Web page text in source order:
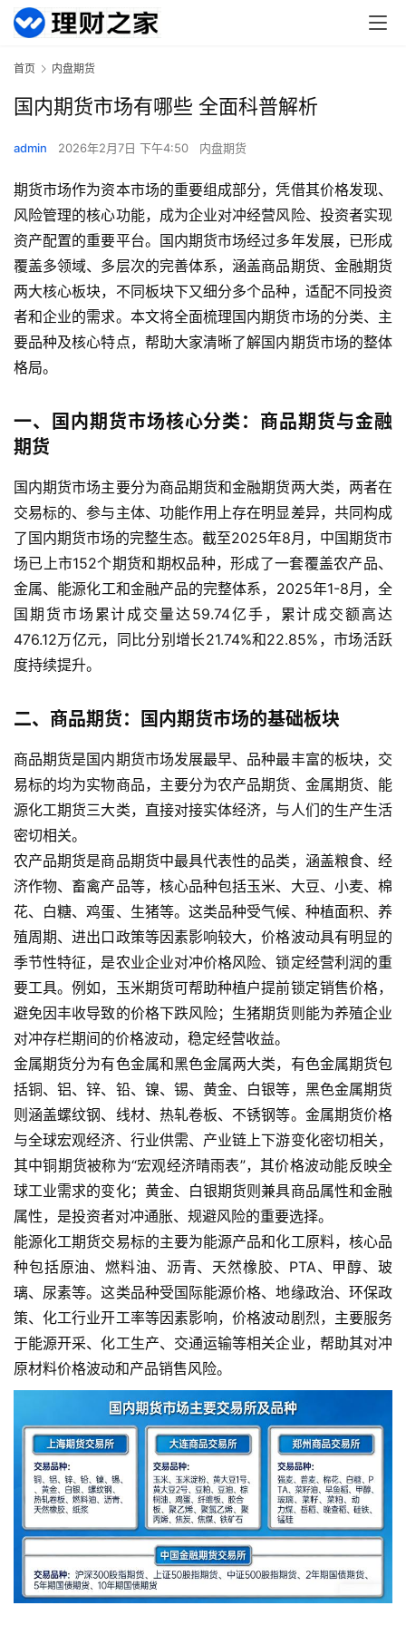
首
盘
期
首页 内盘期货
国内期货市场有哪些 全面科普解析
admin 2026年2月7日 下午4:50 内盘期货
期货市场作为资本市场的重要组成部分，凭借其价格发现、
风险管理的核心功能，成为企业对冲经营风险、投资者实现
资产配置的重要平台。国内期货市场经过多年发展，已形成
覆盖多领域、多层次的完善体系，涵盖商品期货、金融期货
两大核心板块，不同板块下又细分多个品种，适配不同投资
者和企业的需求。本文将全面梳理国内期货市场的分类、主
要品种及核心特点，帮助大家清晰了解国内期货市场的整体
格局。
一、国内期货市场核心分类：商品期货与金融
期货
国内期货市场主要分为商品期货和金融期货两大类，两者在
交易标的、参与主体、功能作用上存在明显差异，共同构成
了国内期货市场的完整生态。截至2025年8月，中国期货市
场已上市152个期货和期权品种，形成了一套覆盖农产品、
金属、能源化工和金融产品的完整体系，2025年1-8月，全
国期货市场累计成交量达59.74亿手，累计成交额高达
476.12万亿元，同比分别增长21.74%和22.85%，市场活跃
度持续提升。
二、商品期货：国内期货市场的基础板块
商品期货是国内期货市场发展最早、品种最丰富的板块，交
易标的均为实物商品，主要分为农产品期货、金属期货、能
源化工期货三大类，直接对接实体经济，与人们的生产生活
密切相关。
农产品期货是商品期货中最具代表性的品类，涵盖粮食、经
济作物、畜禽产品等，核心品种包括玉米、大豆、小麦、棉
花、白糖、鸡蛋、生猪等。这类品种受气候、种植面积、养
殖周期、进出口政策等因素影响较大，价格波动具有明显的
季节性特征，是农业企业对冲价格风险、锁定经营利润的重
要工具。例如，玉米期货可帮助种植户提前锁定销售价格，
避免因丰收导致的价格下跌风险；生猪期货则能为养殖企业
对冲存栏期间的价格波动，稳定经营收益。
金属期货分为有色金属和黑色金属两大类，有色金属期货包
括铜、铝、锌、铅、镍、锡、黄金、白银等，黑色金属期货
则涵盖螺纹钢、线材、热轧卷板、不锈钢等。金属期货价格
与全球宏观经济、行业供需、产业链上下游变化密切相关，
其中铜期货被称为“宏观经济晴雨表”，其价格波动能反映全
球工业需求的变化；黄金、白银期货则兼具商品属性和金融
属性，是投资者对冲通胀、规避风险的重要选择。
能源化工期货交易标的主要为能源产品和化工原料，核心品
种包括原油、燃料油、沥青、天然橡胶、PTA、甲醇、玻
璃、尿素等。这类品种受国际能源价格、地缘政治、环保政
策、化工行业开工率等因素影响，价格波动剧烈，主要服务
于能源开采、化工生产、交通运输等相关企业，帮助其对冲
原材料价格波动和产品销售风险。